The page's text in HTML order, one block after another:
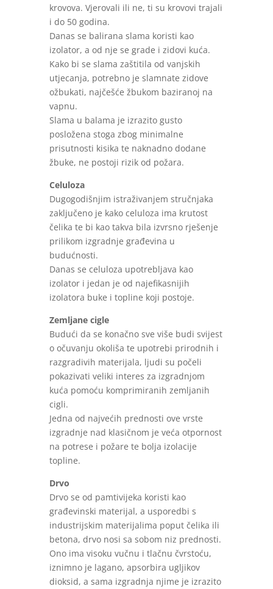
krovova. Vjerovali ili ne, ti su krovovi trajali
i do 50 godina.
Danas se balirana slama koristi kao
izolator, a od nje se grade i zidovi kuća.
Kako bi se slama zaštitila od vanjskih
utjecanja, potrebno je slamnate zidove
ožbukati, najčešće žbukom baziranoj na
vapnu.
Slama u balama je izrazito gusto
posložena stoga zbog minimalne
prisutnosti kisika te naknadno dodane
žbuke, ne postoji rizik od požara.
Celuloza
Dugogodišnjim istraživanjem stručnjaka
zaključeno je kako celuloza ima krutost
čelika te bi kao takva bila izvrsno rješenje
prilikom izgradnje građevina u
budućnosti.
Danas se celuloza upotrebljava kao
izolator i jedan je od najefikasnijih
izolatora buke i topline koji postoje.
Zemljane cigle
Budući da se konačno sve više budi svijest
o očuvanju okoliša te upotrebi prirodnih i
razgradivih materijala, ljudi su počeli
pokazivati veliki interes za izgradnjom
kuća pomoću komprimiranih zemljanih
cigli.
Jedna od najvećih prednosti ove vrste
izgradnje nad klasičnom je veća otpornost
na potrese i požare te bolja izolacije
topline.
Drvo
Drvo se od pamtivijeka koristi kao
građevinski materijal, a usporedbi s
industrijskim materijalima poput čelika ili
betona, drvo nosi sa sobom niz prednosti.
Ono ima visoku vučnu i tlačnu čvrstoću,
iznimno je lagano, apsorbira ugljikov
dioksid, a sama izgradnja njime je izrazito